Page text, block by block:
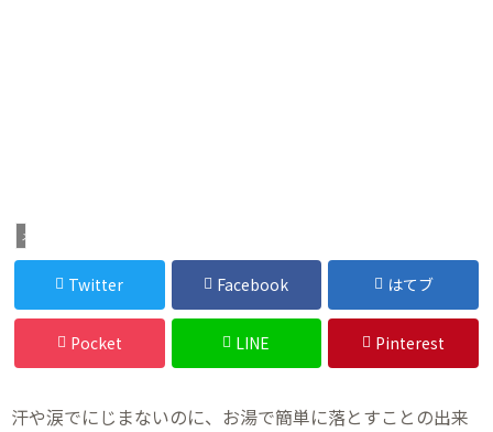
メイク
Twitter Facebook はてブ
Pocket LINE Pinterest
汗や涙でにじまないのに、お湯で簡単に落とすことの出来